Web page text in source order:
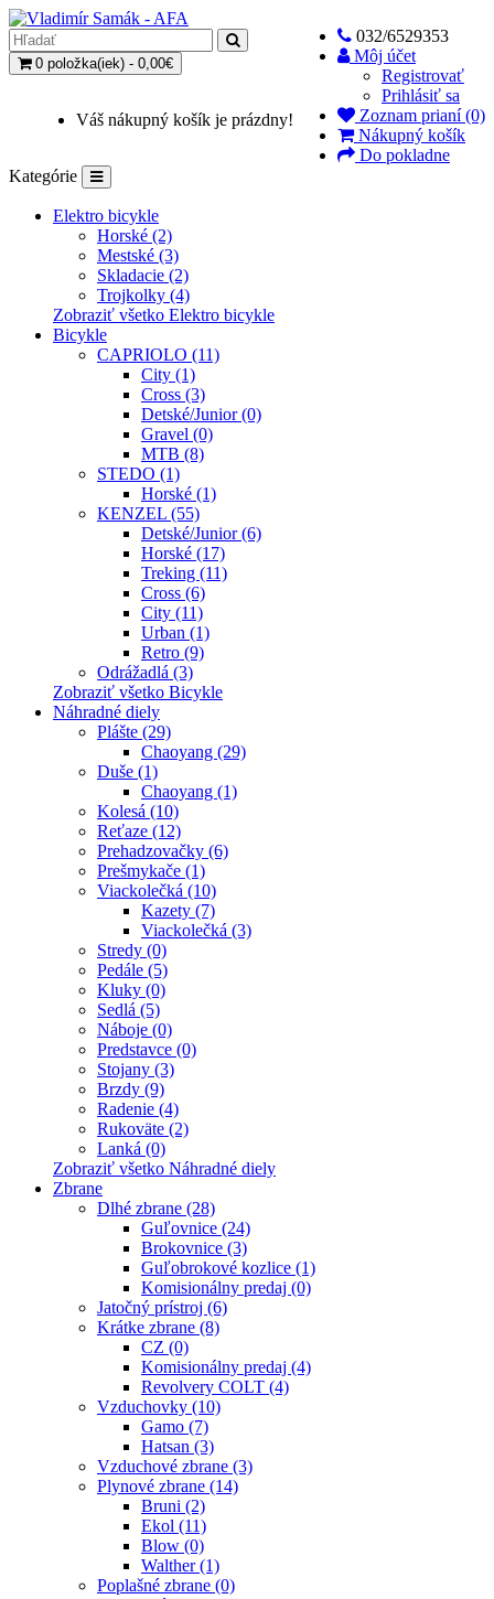
032/6529353
Môj účet
Registrovať
Prihlásiť sa
Zoznam prianí (0)
Nákupný košík
Do pokladne
0 položka(iek) - 0,00€
Váš nákupný košík je prázdny!
Kategórie
Elektro bicykle
Horské (2)
Mestské (3)
Skladacie (2)
Trojkolky (4)
Zobraziť všetko Elektro bicykle
Bicykle
CAPRIOLO (11)
City (1)
Cross (3)
Detské/Junior (0)
Gravel (0)
MTB (8)
STEDO (1)
Horské (1)
KENZEL (55)
Detské/Junior (6)
Horské (17)
Treking (11)
Cross (6)
City (11)
Urban (1)
Retro (9)
Odrážadlá (3)
Zobraziť všetko Bicykle
Náhradné diely
Plášte (29)
Chaoyang (29)
Duše (1)
Chaoyang (1)
Kolesá (10)
Reťaze (12)
Prehadzovačky (6)
Prešmykače (1)
Viackolečká (10)
Kazety (7)
Viackolečká (3)
Stredy (0)
Pedále (5)
Kluky (0)
Sedlá (5)
Náboje (0)
Predstavce (0)
Stojany (3)
Brzdy (9)
Radenie (4)
Rukoväte (2)
Lanká (0)
Zobraziť všetko Náhradné diely
Zbrane
Dlhé zbrane (28)
Guľovnice (24)
Brokovnice (3)
Guľobrokové kozlice (1)
Komisionálny predaj (0)
Jatočný prístroj (6)
Krátke zbrane (8)
CZ (0)
Komisionálny predaj (4)
Revolvery COLT (4)
Vzduchovky (10)
Gamo (7)
Hatsan (3)
Vzduchové zbrane (3)
Plynové zbrane (14)
Bruni (2)
Ekol (11)
Blow (0)
Walther (1)
Poplašné zbrane (0)